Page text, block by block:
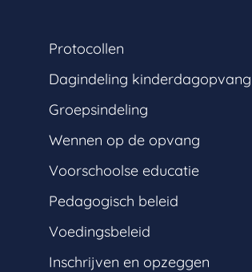
Protocollen
Dagindeling kinderdagopvang
Groepsindeling
Wennen op de opvang
Voorschoolse educatie
Pedagogisch beleid
Voedingsbeleid
Inschrijven en opzeggen